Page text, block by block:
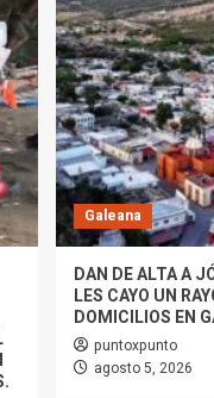
Galeana
DAN DE ALTA A
LES CAYO UN
DOMICILIOS EN
puntoxpunto
agosto 5, 2026